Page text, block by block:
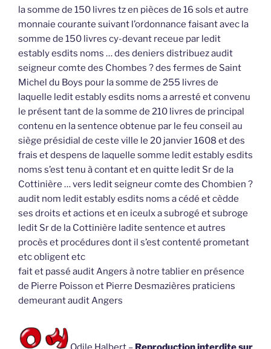
la somme de 150 livres tz en pièces de 16 sols et autre
monnaie courante suivant l’ordonnance faisant avec la
somme de 150 livres cy-devant receue par ledit
estably esdits noms … des deniers distribuez audit
seigneur comte des Chombes ? des fermes de Saint
Michel du Boys pour la somme de 255 livres de
laquelle ledit estably esdits noms a arresté et convenu
le présent tant de la somme de 210 livres de principal
contenu en la sentence obtenue par le feu conseil au
siège présidial de ceste ville le 20 janvier 1608 et des
frais et despens de laquelle somme ledit estably esdits
noms s’est tenu à contant et en quitte ledit Sr de la
Cottinière … vers ledit seigneur comte des Chombien ?
audit nom ledit estably esdits noms a cédé et cèdde
ses droits et actions et en iceulx a subrogé et subroge
ledit Sr de la Cottinière ladite sentence et autres
procès et procédures dont il s’est contenté prometant
etc obligent etc
fait et passé audit Angers à notre tablier en présence
de Pierre Poisson et Pierre Desmazières praticiens
demeurant audit Angers